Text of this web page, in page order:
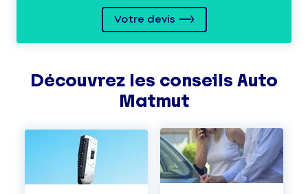
Votre devis
Découvrez les conseils Auto
Matmut